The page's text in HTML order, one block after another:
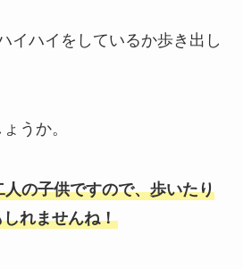
イハイをしているか歩き出し
うか。
の子供ですので、歩いたり
れませんね！